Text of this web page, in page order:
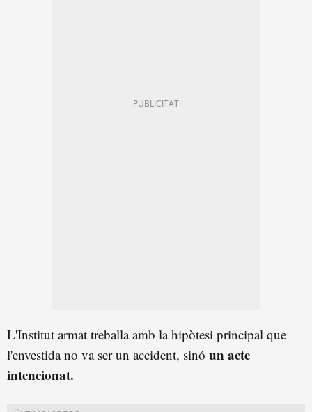
L'Institut armat treballa amb la hipòtesi principal que
l'envestida no va ser un accident, sinó un acte
intencionat.